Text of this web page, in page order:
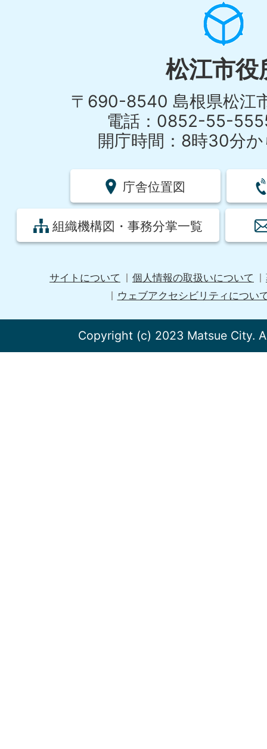
松江市役
〒690-8540 島根県松江
電話：0852-55-
開庁時間：8時30分
庁舎位置図
組織機構図・事務分掌一覧
サイトについて 個人情報の取扱いについて
ウェブアクセシビリティについ
Copyright (c) 2023 Matsue City.